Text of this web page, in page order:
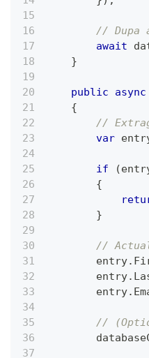
// Dupa
await
}
public async
{
//
var
if (
{
}
//
        entry
.
        entry
.
        entry
.
//